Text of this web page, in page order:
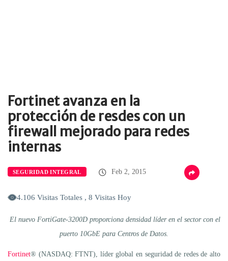
Fortinet avanza en la
protección de resdes con un
firewall mejorado para redes
internas
SEGURIDAD INTEGRAL Feb 2, 2015
4.106 Visitas Totales , 8 Visitas Hoy
El nuevo FortiGate-3200D proporciona densidad líder en el sector con el
puerto 10GbE para Centros de Datos.
Fortinet® (NASDAQ: FTNT), líder global en seguridad de redes de alto